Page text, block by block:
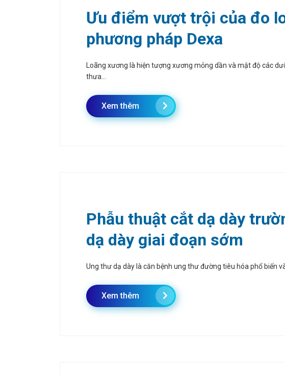
Ưu điểm vượt trội của đo
phương pháp Dexa
Loãng xương là hiện tượng xương mỏng dần và mật độ các
thưa...
Xem thêm
Phẫu thuật cắt dạ dày
dạ dày giai đoạn sớm
Ung thư dạ dày là căn bệnh ung thư đường tiêu hóa phổ biến và
Xem thêm